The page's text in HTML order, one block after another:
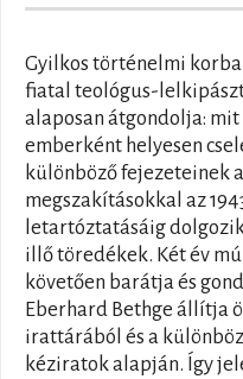
Gyilkos történelmi
fiatal teológus-
alaposan átgondolja:
emberként helyesen
különböző fejezeteinek
megszakításokkal az
letartóztatásáig
illő töredékek. Két év
követően barátja és
Eberhard Bethge állítja
irattárából és a
kéziratok alapján. Így